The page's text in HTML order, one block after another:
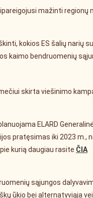
mažinti
kokios ES šalių narių
kaimo bendruomenių
skirta viešinimo
ELARD
pratęsimas iki 2023 m.,
kurią daugiau rasite ČIA
sąjungos
ūkio bei alternatyviąja